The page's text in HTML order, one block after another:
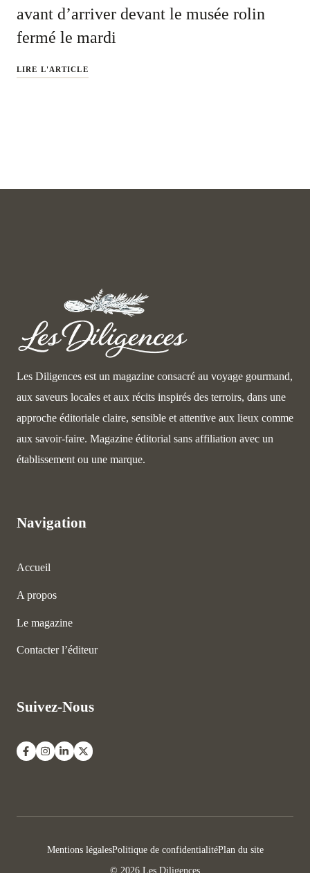
avant d’arriver devant le musée rolin
fermé le mardi
LIRE L'ARTICLE
Les Diligences est un magazine consacré au voyage gourmand,
aux saveurs locales et aux récits inspirés des terroirs, dans une
approche éditoriale claire, sensible et attentive aux lieux comme
aux savoir-faire. Magazine éditorial sans affiliation avec un
établissement ou une marque.
Navigation
Accueil
A propos
Le magazine
Contacter l’éditeur
Suivez-Nous
© 2026 Les Diligences
Mentions légalesPolitique de confidentialitéPlan du site